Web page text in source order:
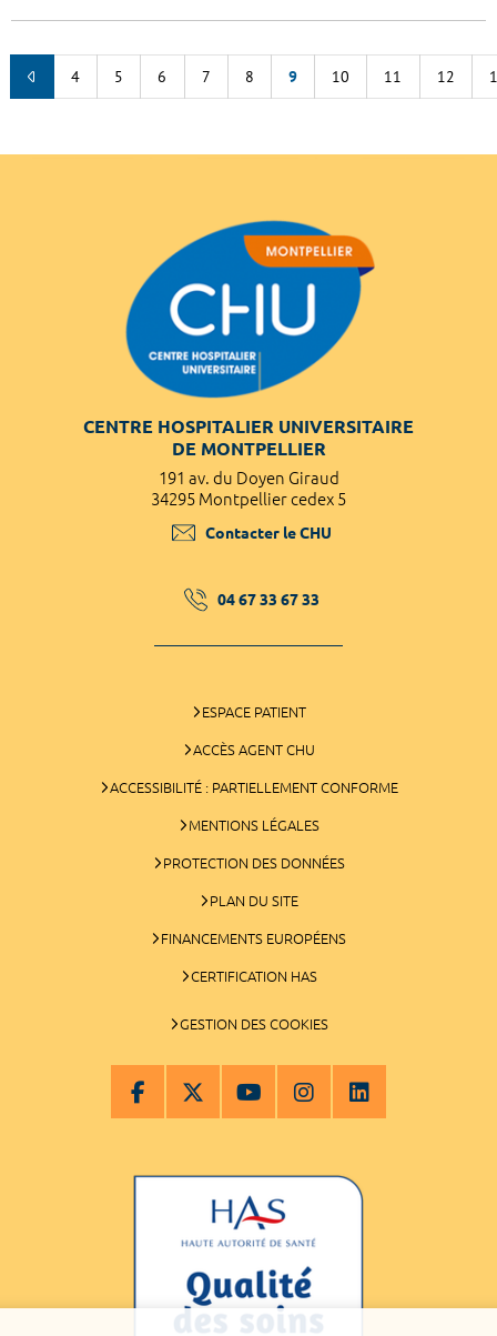
4 5 6 7 8 9 10 11 12
CENTRE HOSPITALIER UNIVERSITAIRE
DE MONTPELLIER
191 av. du Doyen Giraud
34295 Montpellier cedex 5
Contacter le CHU
04 67 33 67 33
ESPACE PATIENT
ACCÈS AGENT CHU
ACCESSIBILITÉ : PARTIELLEMENT CONFORME
MENTIONS LÉGALES
PROTECTION DES DONNÉES
PLAN DU SITE
FINANCEMENTS EUROPÉENS
CERTIFICATION HAS
GESTION DES COOKIES